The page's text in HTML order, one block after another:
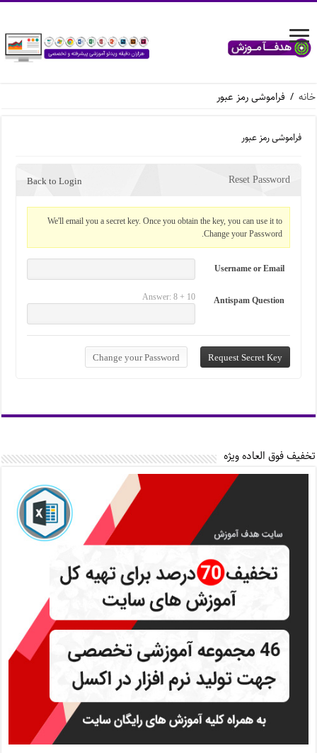
خانه / فراموشی رمز عبور
فراموشی رمز عبور
Reset Password
Back to Login
We'll email you a secret key. Once you obtain the key, you can use it to
Change your Password.
Username or Email
Antispam Question
Answer: 8 + 10
تخفیف فوق العاده ویژه